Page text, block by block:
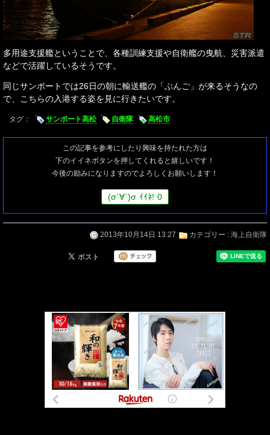
多用途支援艦ということで、各種訓練支援や自衛艦の曳航、災害派遣
などで活躍しているそうです。
同じサンポートでは26日の朝に輸送艦の「ぶんご」が来るそうなの
で、こちらの入港する姿を見に行きたいです。
タグ： サンポート高松 自衛隊 高松市
この記事を参考にしたり興味を持たれた方は
下のイイネボタンを押してくれると嬉しいです！
今後の励みになりますのでよろしくお願いします！
(σ´∀`)σ ｲｲﾈ! 0
2013年10月14日 13:27 カテゴリー : 海上自衛隊